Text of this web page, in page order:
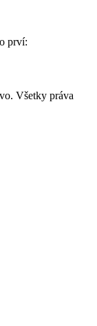
prví:
Všetky práva